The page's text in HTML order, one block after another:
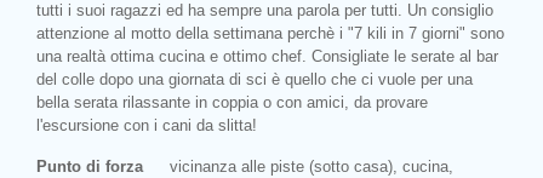
tutti i suoi ragazzi ed ha sempre una parola per tutti. Un consiglio
attenzione al motto della settimana perchè i "7 kili in 7 giorni" sono
una realtà ottima cucina e ottimo chef. Consigliate le serate al bar
del colle dopo una giornata di sci è quello che ci vuole per una
bella serata rilassante in coppia o con amici, da provare
l'escursione con i cani da slitta!
Punto di forza
vicinanza alle piste (sotto casa), cucina,